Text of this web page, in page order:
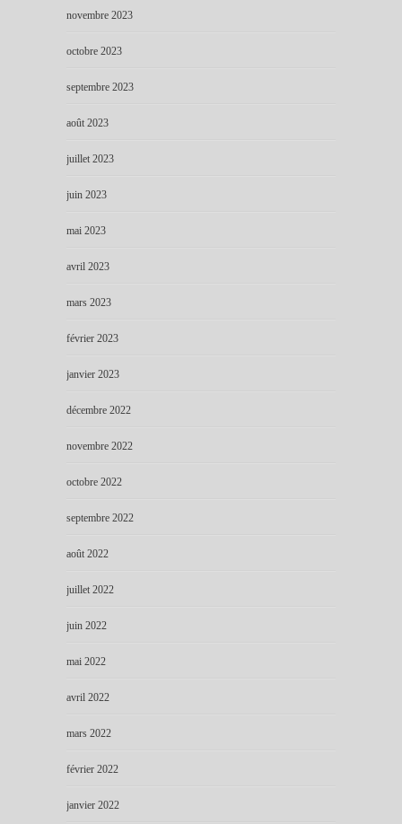
novembre 2023
octobre 2023
septembre 2023
août 2023
juillet 2023
juin 2023
mai 2023
avril 2023
mars 2023
février 2023
janvier 2023
décembre 2022
novembre 2022
octobre 2022
septembre 2022
août 2022
juillet 2022
juin 2022
mai 2022
avril 2022
mars 2022
février 2022
janvier 2022